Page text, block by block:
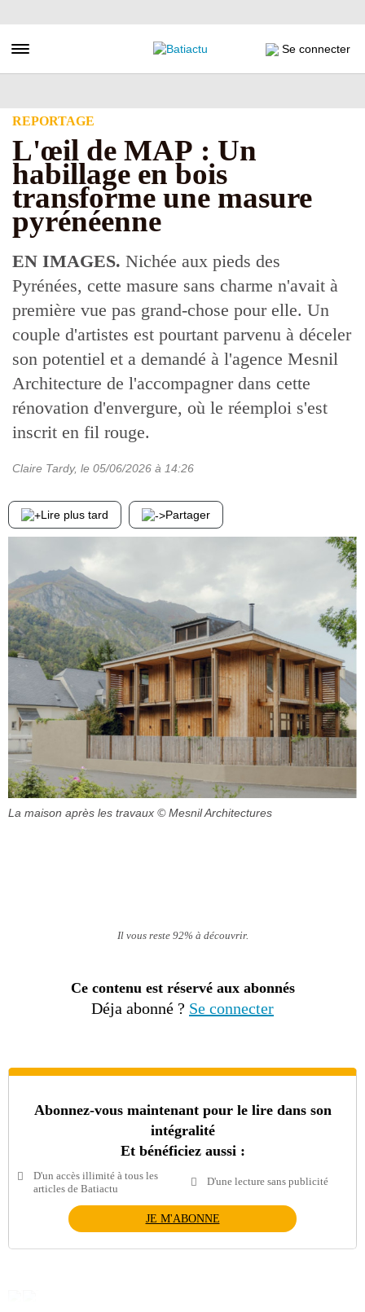
au
principal
Toggle navigation Se connecter
REPORTAGE
L'œil de MAP : Un
habillage en bois
transforme une masure
pyrénéenne
EN IMAGES. Nichée aux pieds des
Pyrénées, cette masure sans charme n'avait à
première vue pas grand-chose pour elle. Un
couple d'artistes est pourtant parvenu à déceler
son potentiel et a demandé à l'agence Mesnil
Architecture de l'accompagner dans cette
rénovation d'envergure, où le réemploi s'est
inscrit en fil rouge.
Claire Tardy, le 05/06/2026 à 14:26
Lire plus tard Partager
La maison après les travaux © Mesnil Architectures
Il vous reste 92% à découvrir.
Ce contenu est réservé aux abonnés
Déja abonné ? Se connecter
Abonnez-vous maintenant pour le lire dans son
intégralité
Et bénéficiez aussi :
D'un accès illimité à tous les
articles de Batiactu
D'une lecture sans publicité
JE M'ABONNE